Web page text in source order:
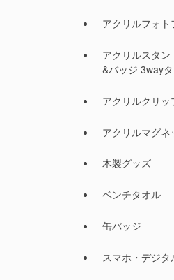
アクリルフォト
アクリルスタ
&バッジ 3way
アクリルクリッ
アクリルマグネ
木製グッズ
ベンチタオル
缶バッジ
スマホ・デジ